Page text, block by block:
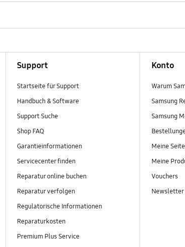
Support
Startseite für Support
Handbuch & Software
Support Suche
Shop FAQ
Garantieinformationen
Servicecenter finden
Reparatur online buchen
Reparatur verfolgen
Regulatorische Informationen
Reparaturkosten
Premium Plus Service
Konto
Warum
Samsung
Samsung
Meine Seite
Meine
Vouchers
Newsletter